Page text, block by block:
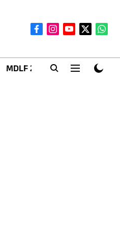
MDLF 2026